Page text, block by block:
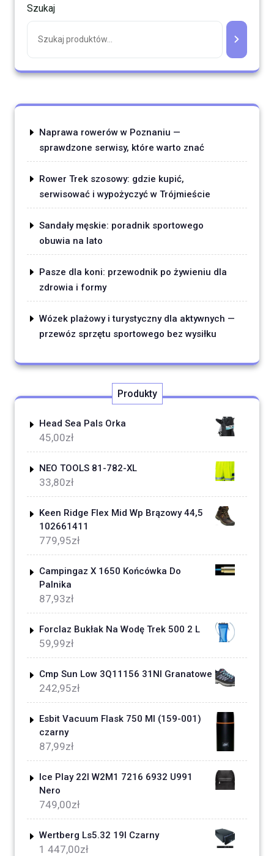
Szukaj
Naprawa rowerów w Poznaniu —
sprawdzone serwisy, które warto znać
Rower Trek szosowy: gdzie kupić,
serwisować i wypożyczyć w Trójmieście
Sandały męskie: poradnik sportowego
obuwia na lato
Pasze dla koni: przewodnik po żywieniu dla
zdrowia i formy
Wózek plażowy i turystyczny dla aktywnych —
przewóz sprzętu sportowego bez wysiłku
Produkty
Head Sea Pals Orka
45,00zł
NEO TOOLS 81-782-XL
33,80zł
Keen Ridge Flex Mid Wp Brązowy 44,5
102661411
779,95zł
Campingaz X 1650 Końcówka Do
Palnika
87,93zł
Forclaz Bukłak Na Wodę Trek 500 2 L
59,99zł
Cmp Sun Low 3Q11156 31Nl Granatowe
242,95zł
Esbit Vacuum Flask 750 Ml (159-001)
czarny
87,99zł
Ice Play 22I W2M1 7216 6932 U991
Nero
749,00zł
Wertberg Ls5.32 19l Czarny
1 447,00zł